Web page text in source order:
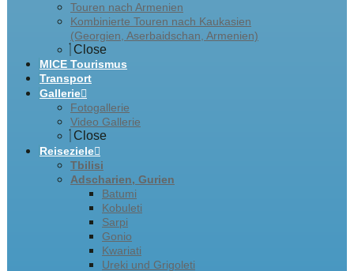
Touren nach Armenien
Kombinierte Touren nach Kaukasien
(Georgien, Aserbaidschan, Armenien)
Close
MICE Tourismus
Transport
Gallerie
Fotogallerie
Video Gallerie
Close
Reiseziele
Tbilisi
Adscharien, Gurien
Batumi
Kobuleti
Sarpi
Gonio
Kwariati
Ureki und Grigoleti